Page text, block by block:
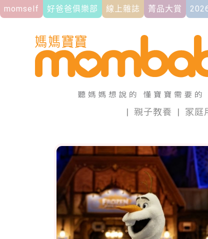
momself 好爸爸俱樂部 線上雜誌 菁品大賞
| 親子教養 | 家庭